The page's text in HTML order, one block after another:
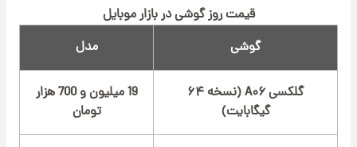
قیمت روز گوشی در بازار موبایل
گوشی
مدل
گلکسی A۰۶ (نسخه ۶۴
گیگابایت)
19 میلیون و 700 هزار
تومان